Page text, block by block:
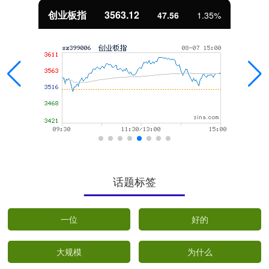
基金指数 7242.10 12.30 0.17%
话题标签
一位 好的
大规模 为什么